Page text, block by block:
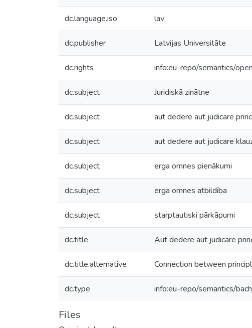
dc.language.iso lav
dc.publisher Latvijas Universitāte
dc.rights info:eu-repo/semantics/
dc.subject Juridiskā zinātne
dc.subject aut dedere aut judicare
dc.subject aut dedere aut judicare
dc.subject erga omnes pienākumi
dc.subject erga omnes atbildība
dc.subject starptautiski pārkāpumi
dc.title Aut dedere aut judicare
dc.title.alternative Connection between
dc.type info:eu-repo/semantics/
Files